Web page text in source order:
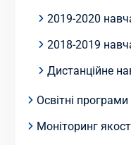
2019-2020
2018-2019
Дистанційне
Освітні програми
Моніторинг